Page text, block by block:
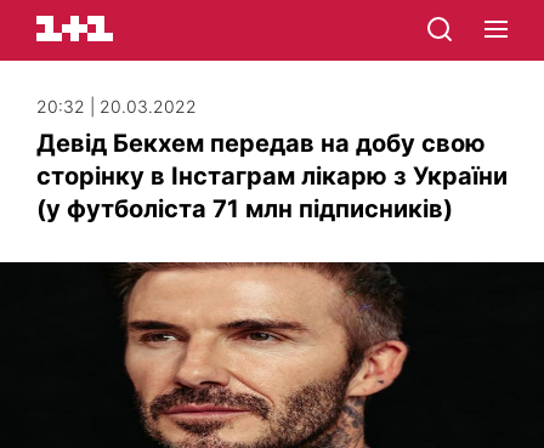
20:32 | 20.03.2022
Девід Бекхем передав на добу свою
сторінку в Інстаграм лікарю з України
(у футболіста 71 млн підписників)